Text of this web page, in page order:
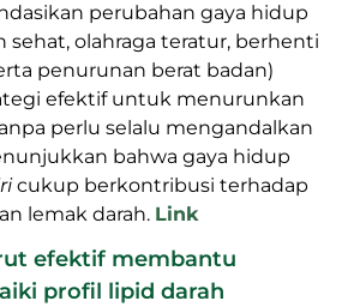
perubahan gaya hidup
sehat, olahraga teratur, berhenti
penurunan berat badan)
efektif untuk menurunkan
perlu selalu mengandalkan
bahwa gaya hidup
cukup berkontribusi terhadap
lemak darah. Link
efektif membantu
profil lipid darah